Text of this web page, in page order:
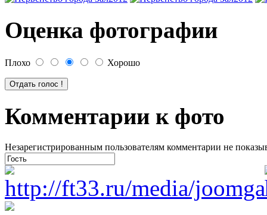
Оценка фотографии
Плохо Хорошо
Комментарии к фото
Незарегистрированным пользователям комментарии не